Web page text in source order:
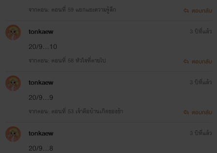
จากตอน: ตอนที่ 59 แยกแยะความรู้สึก ตอบกลับ
tonkaew
20/9...10
จากตอน: ตอนที่ 58 หัวใจที่ตายไป
3 ปีที่แล้ว
ตอบกลับ
tonkaew
20/9...9
จากตอน: ตอนที่ 53 เจ้าคือบ้านเกิดของข้า
3 ปีที่แล้ว
ตอบกลับ
tonkaew
20/9...8
3 ปีที่แล้ว